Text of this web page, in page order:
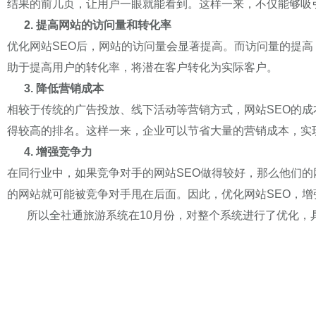
结果的前几页，让用户一眼就能看到。这样一来，不仅能够
2. 提高网站的访问量和转化率
优化网站SEO后，网站的访问量会显著提高。而访问量的提
助于提高用户的转化率，将潜在客户转化为实际客户。
3. 降低营销成本
相较于传统的广告投放、线下活动等营销方式，网站SEO的
得较高的排名。这样一来，企业可以节省大量的营销成本，
4. 增强竞争力
在同行业中，如果竞争对手的网站SEO做得较好，那么他们
的网站就可能被竞争对手甩在后面。因此，优化网站SEO，
所以全社通旅游系统在10月份，对整个系统进行了优化，